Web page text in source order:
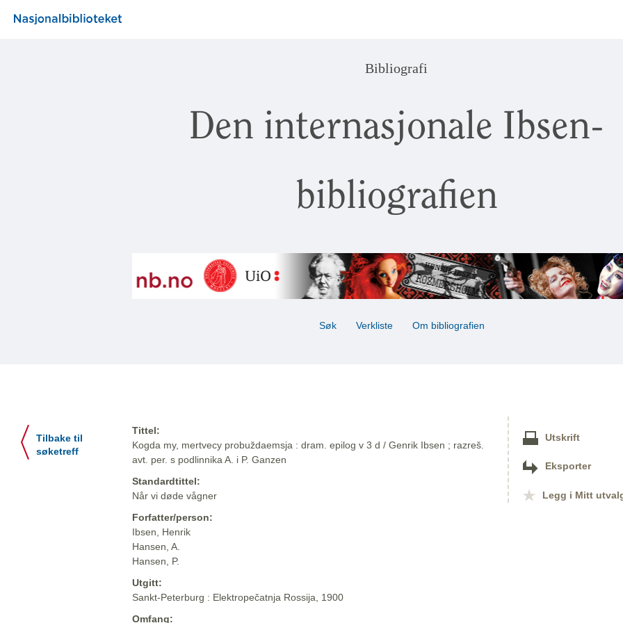
Bibliografi
Den internasjonale Ibsen-
bibliografien
Søk Verkliste Om bibliografien
Tilbake til
søketreff
Tittel:
Kogda my, mertvecy probuždaemsja : dram. epilog v 3 d / Genrik Ibsen ; razreš.
avt. per. s podlinnika A. i P. Ganzen
Standardtittel:
Når vi døde vågner
Forfatter/person:
Ibsen, Henrik
Hansen, A.
Hansen, P.
Utgitt:
Sankt-Peterburg : Elektropečatnja Rossija, 1900
Omfang:
Utskrift
Eksporter
Legg i Mitt